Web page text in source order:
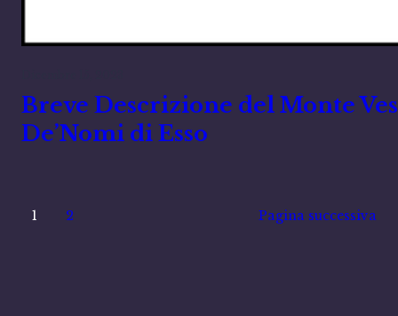
Breve Descrizione del Monte
De’Nomi di Esso
1 2 Pagina successiva